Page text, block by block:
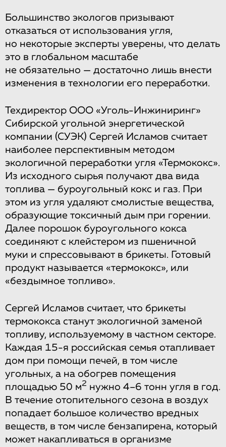
Большинство экологов призывают
отказаться от использования угля,
но некоторые эксперты уверены, что делать
это в глобальном масштабе
не обязательно — достаточно лишь внести
изменения в технологии его переработки.
Техдиректор ООО «Уголь-Инжиниринг»
Сибирской угольной энергетической
компании (СУЭК) Сергей Исламов считает
наиболее перспективным методом
экологичной переработки угля «Термококс».
Из исходного сырья получают два вида
топлива — буроугольный кокс и газ. При
этом из угля удаляют смолистые вещества,
образующие токсичный дым при горении.
Далее порошок буроугольного кокса
соединяют с клейстером из пшеничной
муки и спрессовывают в брикеты. Готовый
продукт называется «термококс», или
«бездымное топливо».
Сергей Исламов считает, что брикеты
термококса станут экологичной заменой
топливу, используемому в частном секторе.
Каждая 15-я российская семья отапливает
дом при помощи печей, в том числе
угольных, а на обогрев помещения
площадью 50 м2 нужно 4–6 тонн угля в год.
В течение отопительного сезона в воздух
попадает большое количество вредных
веществ, в том числе бензапирена, который
может накапливаться в организме